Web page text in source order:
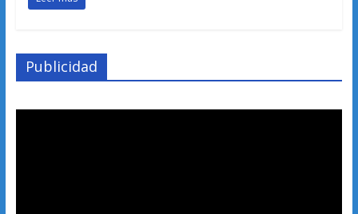
Publicidad